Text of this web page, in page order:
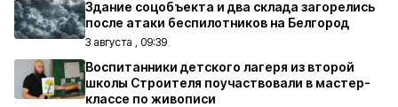
Здание соцобъекта и два склада загорелись
после атаки беспилотников на Белгород
3 августа , 09:39
Воспитанники детского лагеря из второй
школы Строителя поучаствовали в мастер-
классе по живописи